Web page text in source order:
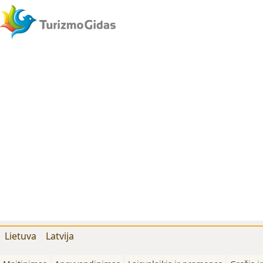
Lietuva Latvija